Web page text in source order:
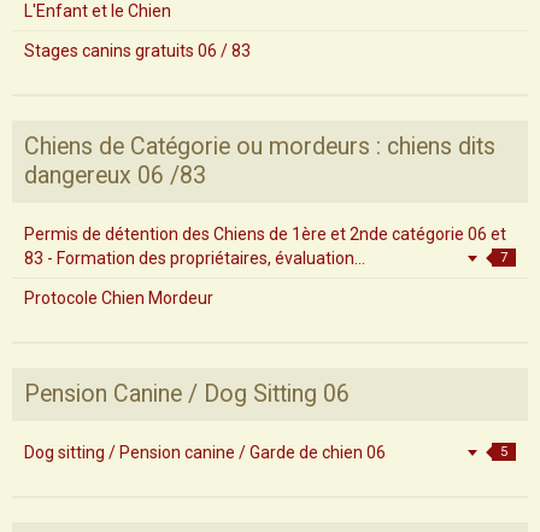
L'Enfant et le Chien
Stages canins gratuits 06 / 83
Chiens de Catégorie ou mordeurs : chiens dits
dangereux 06 /83
Permis de détention des Chiens de 1ère et 2nde catégorie 06 et
83 - Formation des propriétaires, évaluation...
7
Protocole Chien Mordeur
Pension Canine / Dog Sitting 06
Dog sitting / Pension canine / Garde de chien 06 5